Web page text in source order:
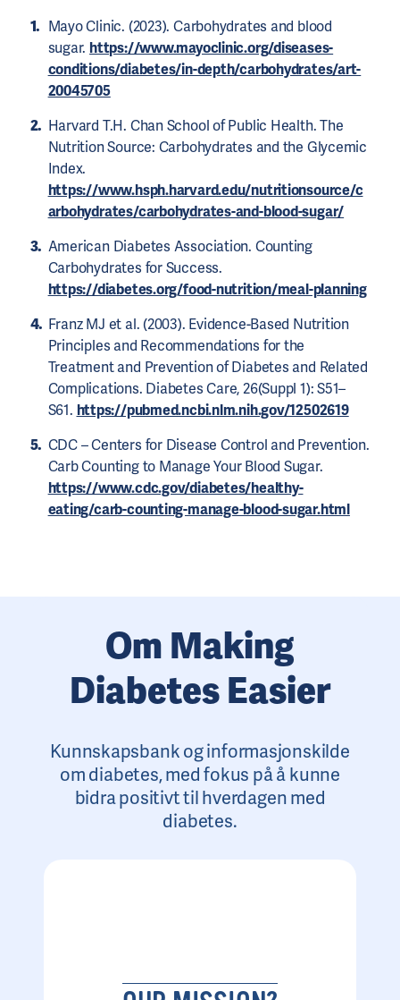
Mayo Clinic. (2023). Carbohydrates and blood
sugar. https://www.mayoclinic.org/diseases-
conditions/diabetes/in-depth/carbohydrates/art-
20045705
Harvard T.H. Chan School of Public Health. The
Nutrition Source: Carbohydrates and the Glycemic
Index.
https://www.hsph.harvard.edu/nutritionsource/c
arbohydrates/carbohydrates-and-blood-sugar/
American Diabetes Association. Counting
Carbohydrates for Success.
https://diabetes.org/food-nutrition/meal-planning
Franz MJ et al. (2003). Evidence-Based Nutrition
Principles and Recommendations for the
Treatment and Prevention of Diabetes and Related
Complications. Diabetes Care, 26(Suppl 1): S51–
S61. https://pubmed.ncbi.nlm.nih.gov/12502619
CDC – Centers for Disease Control and Prevention.
Carb Counting to Manage Your Blood Sugar.
https://www.cdc.gov/diabetes/healthy-
eating/carb-counting-manage-blood-sugar.html
Om Making
Diabetes Easier
Kunnskapsbank og informasjonskilde
om diabetes, med fokus på å kunne
bidra positivt til hverdagen med
diabetes.